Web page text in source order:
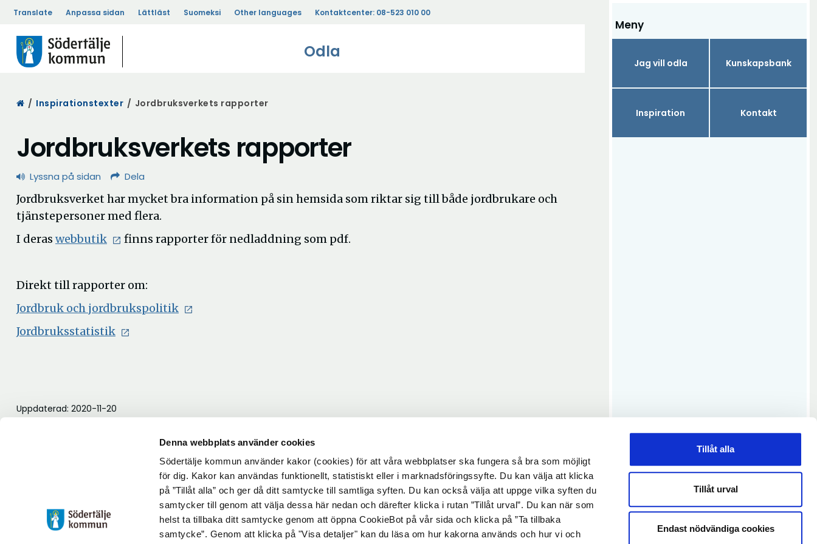
Denna webbplats använder cookies
Södertälje kommun använder kakor (cookies) för att våra webbplatser ska fungera så bra som möjligt
för dig. Kakor kan användas funktionellt, statistiskt eller i marknadsföringssyfte. Du kan välja att klicka
på ”Tillåt alla” och ger då ditt samtycke till samtliga syften. Du kan också välja att uppge vilka syften du
samtycker till genom att välja dessa här nedan och därefter klicka i rutan ”Tillåt urval”. Du kan när som
helst ta tillbaka ditt samtycke genom att öppna CookieBot på vår sida och klicka på ”Ta tillbaka
samtycke”. Genom att klicka på "Visa detaljer" kan du läsa om hur kakorna används och hur vi och
Tillåt alla
Tillåt urval
Endast nödvändiga cookies
Translate Anpassa sidan Lättläst Suomeksi Other languages Kontaktcenter: 08-523 010 00
Odla
Meny
Jag vill odla Kunskapsbank
Inspiration Kontakt
Start
/ Inspirationstexter / Jordbruksverkets rapporter
Jordbruksverkets rapporter
Lyssna på sidan Dela
Jordbruksverket har mycket bra information på sin hemsida som riktar sig till både jordbrukare och
tjänstepersoner med flera.
I deras webbutikÖppna
fönster
finns rapporter för nedladdning som pdf.
Direkt till rapporter om:
Jordbruk och jordbrukspolitikÖppna
JordbruksstatistikÖppna
Uppdaterad: 2020-11-20